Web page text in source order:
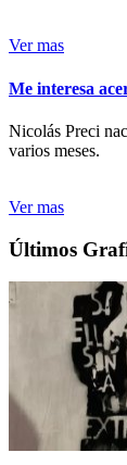
Ver mas
Me interesa
Nicolás Preci
varios meses.
Ver mas
Últimos